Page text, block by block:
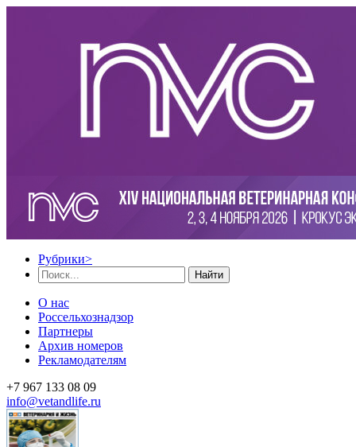
Рубрики>
Найти
О нас
Россельхознадзор
Партнеры
Архив номеров
Рекламодателям
+7 967 133 08 09
info@vetandlife.ru